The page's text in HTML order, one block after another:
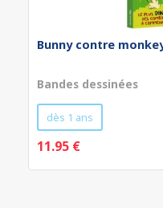
Bunny contre
Bandes dessinées
dès 1 ans
11.95 €